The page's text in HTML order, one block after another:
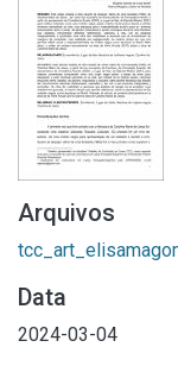
Arquivos
Data
2024-03-04